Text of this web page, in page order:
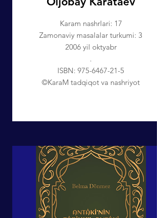
Karam nashrlari: 17
Zamonaviy masalalar turkumi: 3
2006 yil oktyabr
.
ISBN: 975-6467-21-5
©KaraM tadqiqot va nashriyot